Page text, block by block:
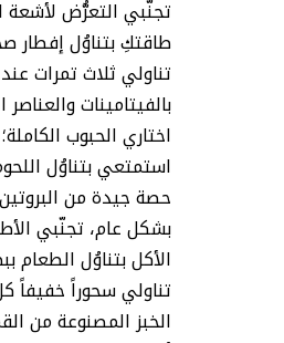
تجنّبي التعرُّض لأشعة
طاقتكِ بتناوُل إفطار
تناولي ثلاث تمرات
بالفيتامينات
اختاري الحبوب
استمتعي بتناوُل
حصة جيدة من
بشكل عام، تجنّبي
الأكل بتناوُل الطعام
تناولي سحوراً خفيفاً
الخبز المصنوعة من